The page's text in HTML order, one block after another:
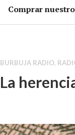
Comprar
BURBUJA RADIO,
La